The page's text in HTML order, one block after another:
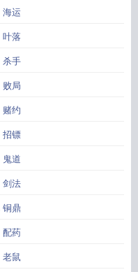
海运
叶落
杀手
败局
赌约
招镖
鬼道
剑法
铜鼎
配药
老鼠